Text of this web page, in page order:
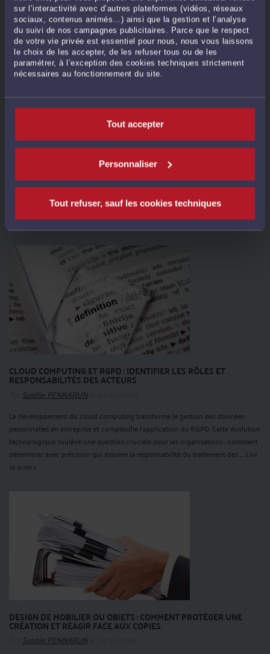
sur l’interactivité avec d’autres plateformes (vidéos, réseaux
sociaux, contenus animés…) ainsi que la gestion et l’analyse
du suivi de nos campagnes publicitaires. Parce que le respect
de votre vie privée est essentiel pour nous, nous vous laissons
le choix de les accepter, de les refuser tous ou de les
paramétrer, à l’exception des cookies techniques strictement
nécessaires au fonctionnement du site.
Tout accepter
Personnaliser
Tout refuser, sauf les cookies techniques
QUI POSSÈDE LES DROITS D'AUTEUR SUR UN LOGICIEL
DÉVELOPPÉ PAR UN FREE-LANCE ?MOTS-CLÉS : PROPRIÉTÉ
INTELLECTUELLE, DROITS D'AUTEUR LOGICIEL, DÉVELOPPEUR
FREE-LANCE, CESSION DE DROITS, PRESTATION INFORMATIQUE,
CODE DE LA PROPRIÉTÉ
le 04/06/2026
Mots-clés : propriété intellectuelle, droits d'auteur logiciel, développeur free-
intellectuelle, dévolution automatique, contrat de développement La question
de la propriété intellectuelle des logiciels ...Lire la suite >
CLOUD COMPUTING ET RGPD : IDENTIFIER LES RÔLES ET
RESPONSABILITÉS DES ACTEURS
Sophie PENNARUNle 04/06/2026
Le développement du cloud computing transforme la gestion des données
personnelles en entreprise et complexifie l'application du RGPD. Cette évolution
technologique soulève une question cruciale pour les organisations : comment
déterminer avec précision qui assume la responsabilité du traitement des ... Lire
la suite >
DESIGN DE MOBILIER OU OBJETS : COMMENT PROTÉGER UNE
CRÉATION ET RÉAGIR FACE AUX COPIES
Sophie PENNARUNle 04/06/2026